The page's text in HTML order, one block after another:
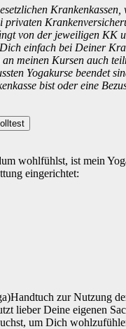
Krankenkassen,
privaten
von der jeweiligen KK
einfach bei Deiner
meinen Kursen auch
Yogakurse beendet
bist oder eine
wohlfühlst, ist mein
eingerichtet:
zur Nutzung
lieber Deine eigenen
um Dich